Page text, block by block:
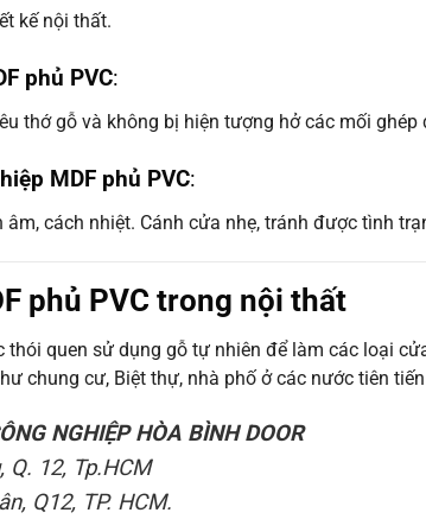
kế nội thất.
phủ PVC:
thớ gỗ và không bị hiện tượng hở các mối
MDF phủ PVC:
cách nhiệt. Cánh cửa nhẹ, tránh được tình
phủ PVC trong nội thất
thói quen sử dụng gỗ tự nhiên để làm các loại
chung cư, Biệt thự, nhà phố ở các nước tiên
NGHIỆP HÒA BÌNH DOOR
12, Tp.HCM
Q12, TP. HCM.